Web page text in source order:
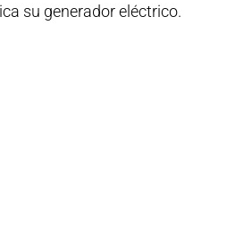
su generador eléctrico.